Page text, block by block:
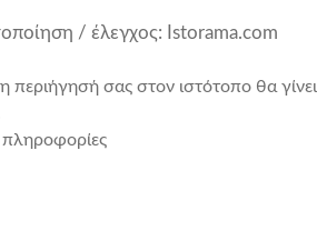
/ έλεγχος: Istorama.com
περιήγησή σας στον ιστότοπο θα γίνει
πληροφορίες